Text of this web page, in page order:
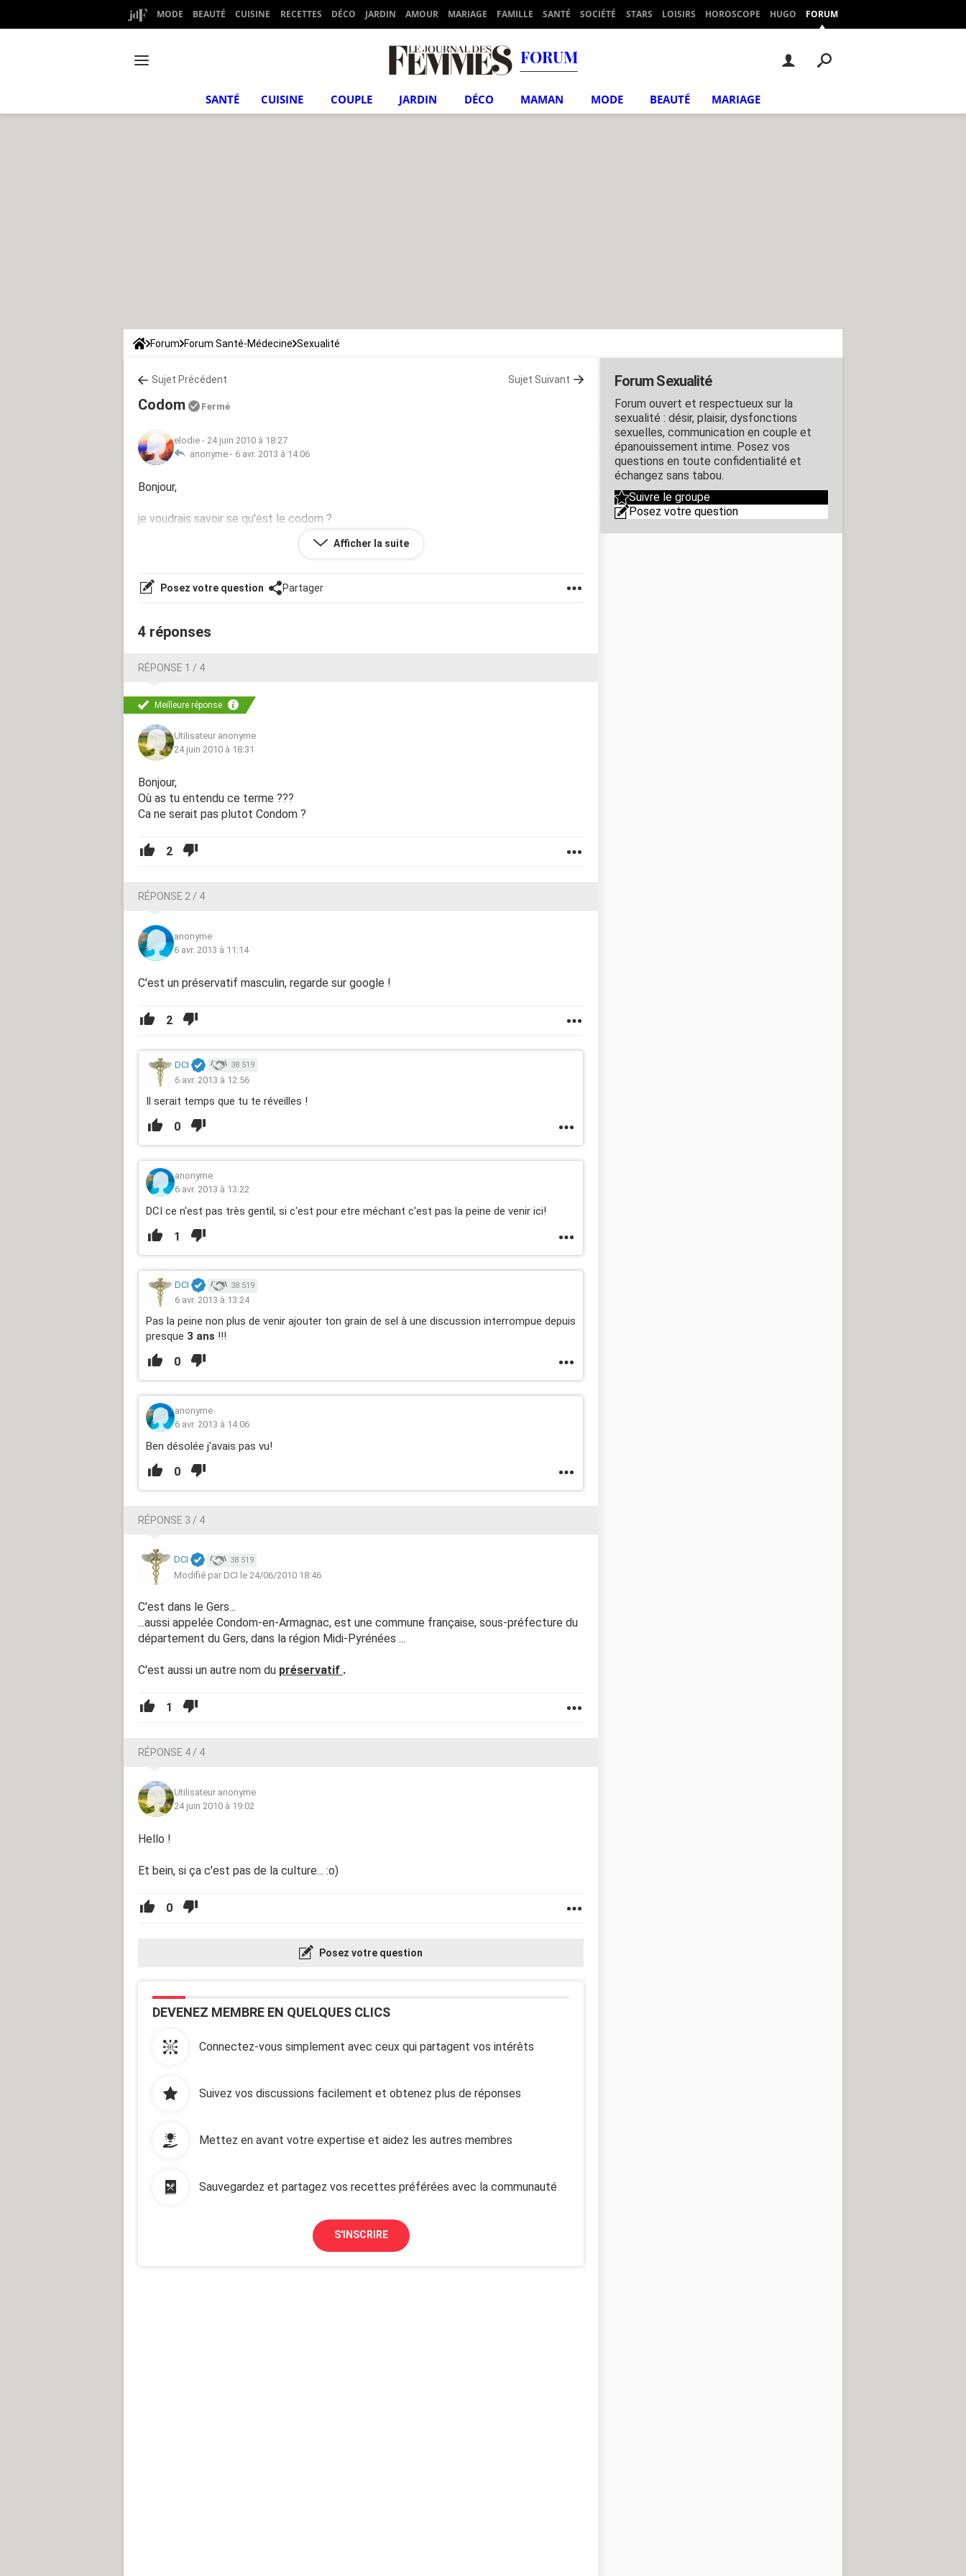
MODE BEAUTÉ CUISINE RECETTES DÉCO JARDIN AMOUR MARIAGE FAMILLE SANTÉ SOCIÉTÉ STARS LOISIRS HOROSCOPE HUGO FORUM
FORUM
SANTÉ CUISINE COUPLE JARDIN DÉCO MAMAN MODE BEAUTÉ MARIAGE
Forum Forum Santé-Médecine Sexualité
Sujet Précédent Sujet Suivant
Codom Fermé
elodie - 24 juin 2010 à 18:27
anonyme - 6 avr. 2013 à 14:06
Bonjour,
je voudrais savoir se qu'est le codom ?
Afficher la suite
Posez votre question Partager
4 réponses
RÉPONSE 1 / 4
Meilleure réponse
Utilisateur anonyme
24 juin 2010 à 18:31
Bonjour,
Où as tu entendu ce terme ???
Ca ne serait pas plutot Condom ?
2
RÉPONSE 2 / 4
anonyme
6 avr. 2013 à 11:14
C'est un préservatif masculin, regarde sur google !
2
DCI 38 519
6 avr. 2013 à 12:56
Il serait temps que tu te réveilles !
0
anonyme
6 avr. 2013 à 13:22
DCI ce n'est pas très gentil, si c'est pour etre méchant c'est pas la peine de venir ici!
1
DCI 38 519
6 avr. 2013 à 13:24
Pas la peine non plus de venir ajouter ton grain de sel à une discussion interrompue depuis
presque 3 ans !!!
0
anonyme
6 avr. 2013 à 14:06
Ben désolée j'avais pas vu!
0
RÉPONSE 3 / 4
DCI 38 519
Modifié par DCI le 24/06/2010 18:46
C'est dans le Gers...
...aussi appelée Condom-en-Armagnac, est une commune française, sous-préfecture du
département du Gers, dans la région Midi-Pyrénées ...
C'est aussi un autre nom du préservatif .
1
RÉPONSE 4 / 4
Utilisateur anonyme
24 juin 2010 à 19:02
Hello !
Et bein, si ça c'est pas de la culture... :o)
0
Posez votre question
DEVENEZ MEMBRE EN QUELQUES CLICS
Connectez-vous simplement avec ceux qui partagent vos intérêts
Suivez vos discussions facilement et obtenez plus de réponses
Mettez en avant votre expertise et aidez les autres membres
Sauvegardez et partagez vos recettes préférées avec la communauté
S'INSCRIRE
Forum Sexualité
Forum ouvert et respectueux sur la
sexualité : désir, plaisir, dysfonctions
sexuelles, communication en couple et
épanouissement intime. Posez vos
questions en toute confidentialité et
échangez sans tabou.
Suivre le groupe
Posez votre question